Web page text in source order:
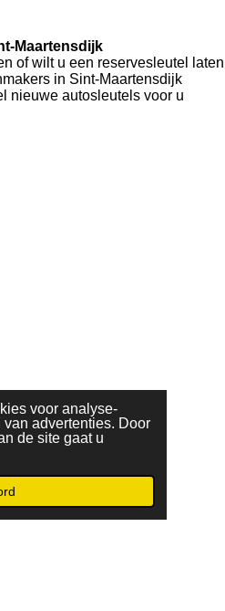
voor analyse-
advertenties. Door
de site gaat u
Maartensdijk
of wilt u een reservesleutel laten
in Sint-Maartensdijk
nieuwe autosleutels voor u